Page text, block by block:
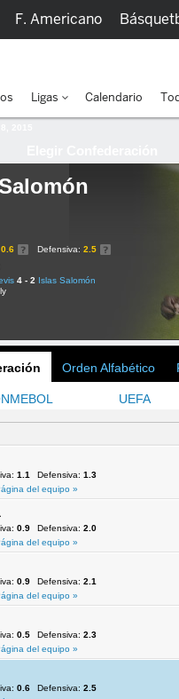
0.6 Defensiva: 2.5
4 - 2 Islas Salomón
Orden Alfabético
UEFA
1.1 Defensiva: 1.3
del equipo »
0.9 Defensiva: 2.0
del equipo »
0.9 Defensiva: 2.1
del equipo »
0.5 Defensiva: 2.3
del equipo »
0.6 Defensiva: 2.5
F. Americano
Ligas Calendario